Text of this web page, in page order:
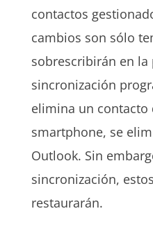
contactos
cambios son sólo
sobrescribirán en la
sincronización
elimina un contacto
smartphone, se
Outlook. Sin
sincronización,
restaurarán.